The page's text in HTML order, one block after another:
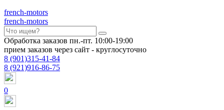
french-motors
french-motors
Обработка заказов пн.-пт. 10:00-19:00
прием заказов через сайт - круглосуточно
8 (901)315-41-84
8 (921)916-86-75
0